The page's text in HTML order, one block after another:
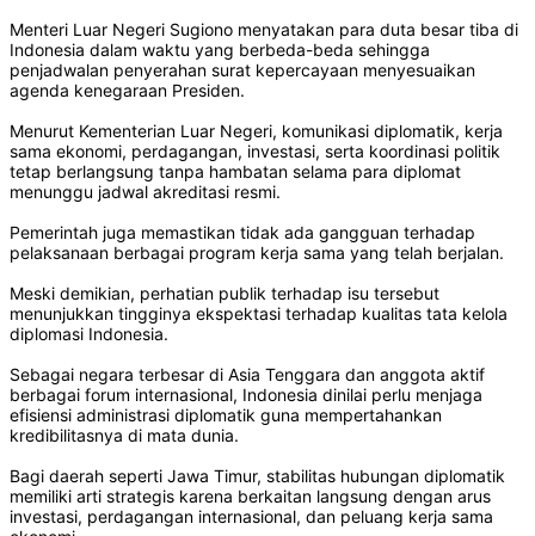
Menteri Luar Negeri Sugiono menyatakan para duta besar tiba di
Indonesia dalam waktu yang berbeda-beda sehingga
penjadwalan penyerahan surat kepercayaan menyesuaikan
agenda kenegaraan Presiden.
Menurut Kementerian Luar Negeri, komunikasi diplomatik, kerja
sama ekonomi, perdagangan, investasi, serta koordinasi politik
tetap berlangsung tanpa hambatan selama para diplomat
menunggu jadwal akreditasi resmi.
Pemerintah juga memastikan tidak ada gangguan terhadap
pelaksanaan berbagai program kerja sama yang telah berjalan.
Meski demikian, perhatian publik terhadap isu tersebut
menunjukkan tingginya ekspektasi terhadap kualitas tata kelola
diplomasi Indonesia.
Sebagai negara terbesar di Asia Tenggara dan anggota aktif
berbagai forum internasional, Indonesia dinilai perlu menjaga
efisiensi administrasi diplomatik guna mempertahankan
kredibilitasnya di mata dunia.
Bagi daerah seperti Jawa Timur, stabilitas hubungan diplomatik
memiliki arti strategis karena berkaitan langsung dengan arus
investasi, perdagangan internasional, dan peluang kerja sama